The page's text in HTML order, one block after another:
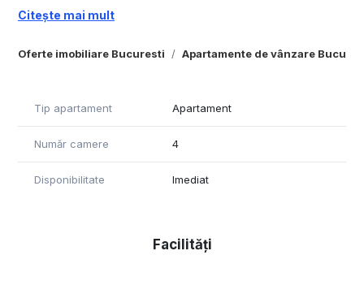
Oferte imobiliare Bucuresti Apartamente de vânzare
semimobilat, bloc curat , vecini civilizați , zona frumoasa cu
multă verdeață , liniște , multe parculete pentru copii scoli ,
supermarket-uri foarte aproape . Apartamentul se afla intre
Sudului . Accept schimb cu casa Popești Leordeni doar în
zona veche a orașului sau sector 4, cu diferența unde este
cazul. Nu doresc cooperarea cu agentii imobiliari.
Citește mai mult
Tip apartament Apartament
Număr camere 4
Disponibilitate Imediat
Facilități